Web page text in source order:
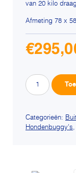
van 20 kilo
Afmeting 78 x
€
Hondenbuggy
Expert
zwart
-
Categorieën:
Hondenbuggy's,